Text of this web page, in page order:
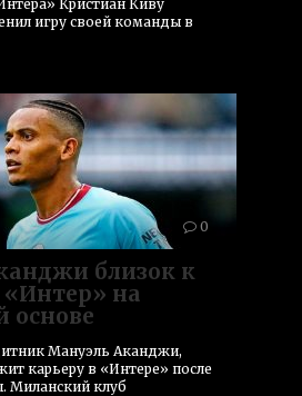
Кристиан Киву
игру своей команды в
0
близок к
«Интер» на
основе
Мануэль Аканджи,
карьеру в «Интере» после
Миланский клуб